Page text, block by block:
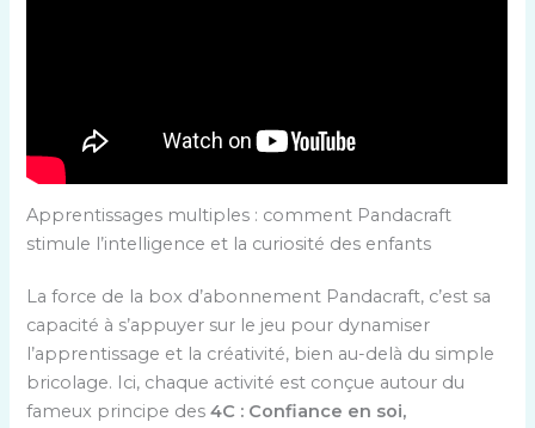
Apprentissages multiples : comment Pandacraft
stimule l’intelligence et la curiosité des enfants
La force de la box d’abonnement Pandacraft, c’est sa
capacité à s’appuyer sur le jeu pour dynamiser
l’apprentissage et la créativité, bien au-delà du simple
bricolage. Ici, chaque activité est conçue autour du
fameux principe des4C : Confiance en soi,